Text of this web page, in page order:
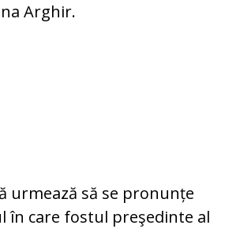
Arghir.
urmează să se pronunțe
în care fostul preşedinte al